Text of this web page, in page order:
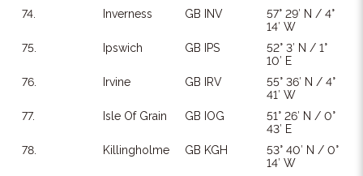
74.
Inverness GB INV
57° 29′ N / 4°
14′ W
75.
Ipswich GB IPS
52° 3′ N / 1°
10′ E
76.
Irvine GB IRV
55° 36′ N / 4°
41′ W
77.
Isle Of Grain GB IOG
51° 26′ N / 0°
43′ E
78.
Killingholme GB KGH
53° 40′ N / 0°
14′ W